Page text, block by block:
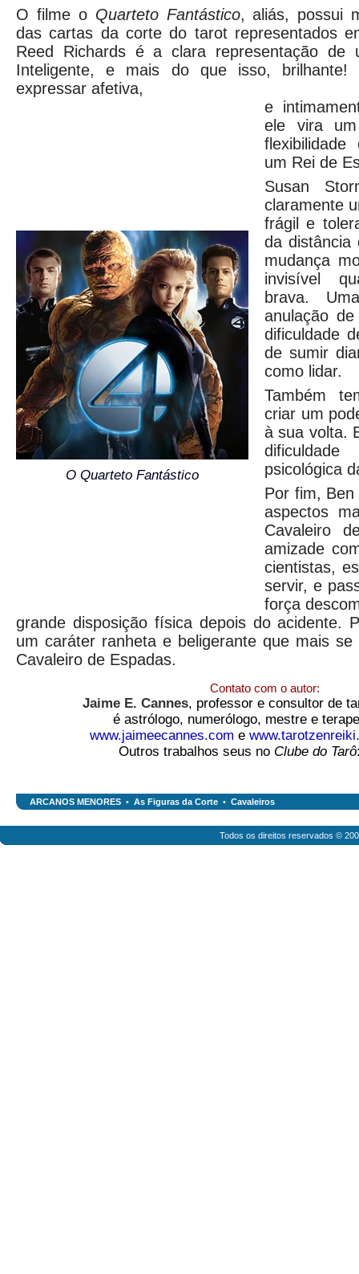
O filme o Quarteto Fantástico, aliás, possui
das cartas da corte do tarot representados
Reed Richards é a clara representação de
Inteligente, e mais do que isso,
expressar afetiva,
O Quarteto Fantástico
e
ele vira
um Rei de
Susan
claramente
frágil e
da distância
mudança
invisível
brava.
anulação
dificuldade
de sumir
como lidar.
Também
criar um
à sua volta.
psicológica
Por fim,
aspectos
Cavaleiro
amizade
cientistas,
servir, e
força
grande disposição física depois do acidente.
um caráter ranheta e beligerante que mais
Cavaleiro de Espadas.
Contato com o autor:
Jaime E. Cannes, professor e consultor de
é astrólogo, numerólogo, mestre e
www.jaimeecannes.com e
Outros trabalhos seus no Clube do Tarô
ARCANOS MENORES • As Figuras da Corte • Cavaleiros
Todos os direitos reservados ©